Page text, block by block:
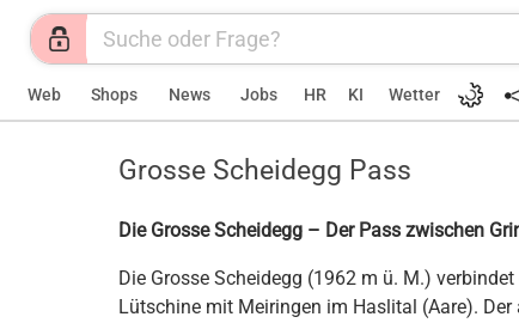
Web Shops News Jobs HR KI Wetter
Grosse Scheidegg Pass
Die Grosse Scheidegg – Der Pass zwischen
Die Grosse Scheidegg (1962 m ü. M.)
Lütschine mit Meiringen im Haslital (Aare).